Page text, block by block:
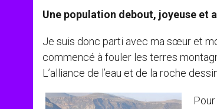
Une population debout, joyeuse et
Je suis donc parti avec ma sœur et
commencé à fouler les terres
L’alliance de l’eau et de la roche